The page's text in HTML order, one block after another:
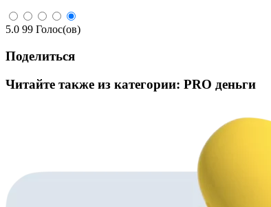
5.0 99 Голос(ов)
Поделиться
Читайте также из категории: PRO деньги